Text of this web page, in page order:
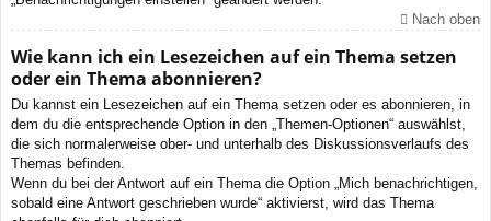
Nach oben
Wie kann ich ein Lesezeichen auf ein Thema setzen
oder ein Thema abonnieren?
Du kannst ein Lesezeichen auf ein Thema setzen oder es abonnieren, in
dem du die entsprechende Option in den „Themen-Optionen“ auswählst,
die sich normalerweise ober- und unterhalb des Diskussionsverlaufs des
Themas befinden.
Wenn du bei der Antwort auf ein Thema die Option „Mich benachrichtigen,
sobald eine Antwort geschrieben wurde“ aktivierst, wird das Thema